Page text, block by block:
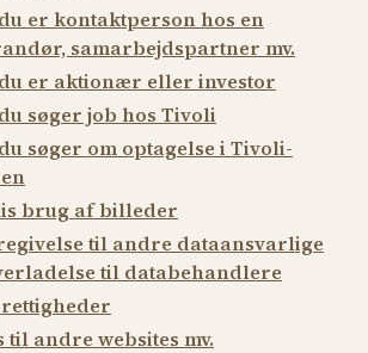
er kontaktperson hos en
samarbejdspartner mv.
er aktionær eller investor
søger job hos Tivoli
søger om optagelse i Tivoli-
brug af billeder
til andre dataansvarlige
til databehandlere
til andre websites mv.